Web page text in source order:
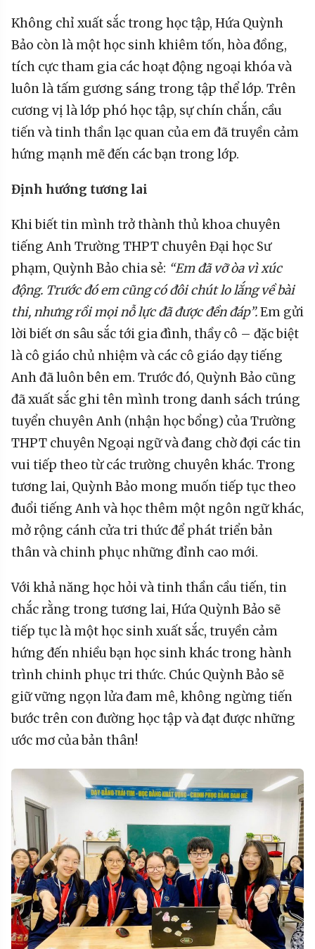
Không chỉ xuất sắc trong học tập, Hứa Quỳnh
Bảo còn là một học sinh khiêm tốn, hòa đồng,
tích cực tham gia các hoạt động ngoại khóa và
luôn là tấm gương sáng trong tập thể lớp. Trên
cương vị là lớp phó học tập, sự chín chắn, cầu
tiến và tinh thần lạc quan của em đã truyền cảm
hứng mạnh mẽ đến các bạn trong lớp.
Định hướng tương lai
Khi biết tin mình trở thành thủ khoa chuyên
tiếng Anh Trường THPT chuyên Đại học Sư
phạm, Quỳnh Bảo chia sẻ: “Em đã vỡ òa vì xúc
động. Trước đó em cũng có đôi chút lo lắng về bài
thi, nhưng rồi mọi nỗ lực đã được đền đáp”.Em gửi
lời biết ơn sâu sắc tới gia đình, thầy cô – đặc biệt
là cô giáo chủ nhiệm và các cô giáo dạy tiếng
Anh đã luôn bên em. Trước đó, Quỳnh Bảo cũng
đã xuất sắc ghi tên mình trong danh sách trúng
tuyển chuyên Anh (nhận học bổng) của Trường
THPT chuyên Ngoại ngữ và đang chờ đợi các tin
vui tiếp theo từ các trường chuyên khác. Trong
tương lai, Quỳnh Bảo mong muốn tiếp tục theo
đuổi tiếng Anh và học thêm một ngôn ngữ khác,
mở rộng cánh cửa tri thức để phát triển bản
thân và chinh phục những đỉnh cao mới.
Với khả năng học hỏi và tinh thần cầu tiến, tin
chắc rằng trong tương lai, Hứa Quỳnh Bảo sẽ
tiếp tục là một học sinh xuất sắc, truyền cảm
hứng đến nhiều bạn học sinh khác trong hành
trình chinh phục tri thức. Chúc Quỳnh Bảo sẽ
giữ vững ngọn lửa đam mê, không ngừng tiến
bước trên con đường học tập và đạt được những
ước mơ của bản thân!